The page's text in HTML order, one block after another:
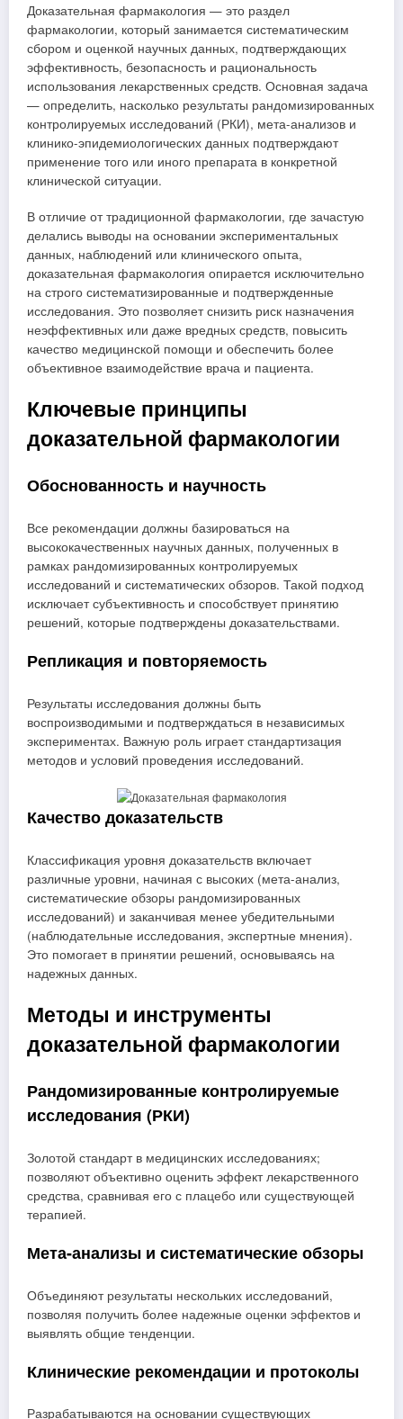
Доказательная фармакология — это раздел
фармакологии, который занимается систематическим
сбором и оценкой научных данных, подтверждающих
эффективность, безопасность и рациональность
использования лекарственных средств. Основная задача
— определить, насколько результаты рандомизированных
контролируемых исследований (РКИ), мета-анализов и
клинико-эпидемиологических данных подтверждают
применение того или иного препарата в конкретной
клинической ситуации.
В отличие от традиционной фармакологии, где зачастую
делались выводы на основании экспериментальных
данных, наблюдений или клинического опыта,
доказательная фармакология опирается исключительно
на строго систематизированные и подтвержденные
исследования. Это позволяет снизить риск назначения
неэффективных или даже вредных средств, повысить
качество медицинской помощи и обеспечить более
объективное взаимодействие врача и пациента.
Ключевые принципы
доказательной фармакологии
Обоснованность и научность
Все рекомендации должны базироваться на
высококачественных научных данных, полученных в
рамках рандомизированных контролируемых
исследований и систематических обзоров. Такой подход
исключает субъективность и способствует принятию
решений, которые подтверждены доказательствами.
Репликация и повторяемость
Результаты исследования должны быть
воспроизводимыми и подтверждаться в независимых
экспериментах. Важную роль играет стандартизация
методов и условий проведения исследований.
Качество доказательств
Классификация уровня доказательств включает
различные уровни, начиная с высоких (мета-анализ,
систематические обзоры рандомизированных
исследований) и заканчивая менее убедительными
(наблюдательные исследования, экспертные мнения).
Это помогает в принятии решений, основываясь на
надежных данных.
Методы и инструменты
доказательной фармакологии
Рандомизированные контролируемые
исследования (РКИ)
Золотой стандарт в медицинских исследованиях;
позволяют объективно оценить эффект лекарственного
средства, сравнивая его с плацебо или существующей
терапией.
Мета-анализы и систематические обзоры
Объединяют результаты нескольких исследований,
позволяя получить более надежные оценки эффектов и
выявлять общие тенденции.
Клинические рекомендации и протоколы
Разрабатываются на основании существующих